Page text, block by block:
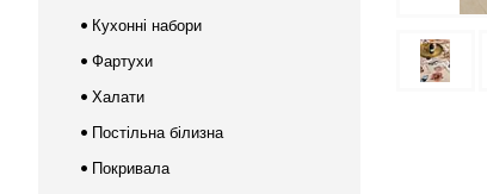
Кухонні набори
Фартухи
Халати
Постільна білизна
Покривала